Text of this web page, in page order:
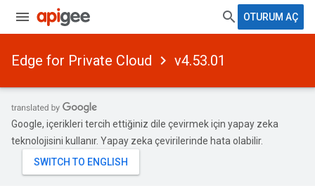
OTURUM AÇ
Edge for Private Cloud v4.53.01
Google, içerikleri tercih ettiğiniz dile çevirmek için yapay zeka
teknolojisini kullanır. Yapay zeka çevirilerinde hata olabilir.